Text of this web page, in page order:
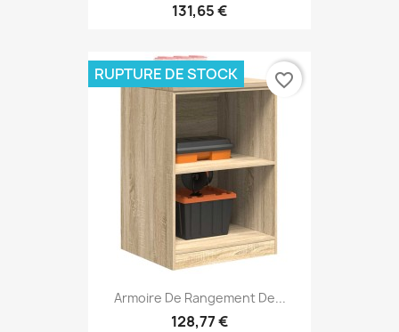
131,65 €
Armoire De Rangement De...
128,77 €
RUPTURE DE STOCK favorite_border